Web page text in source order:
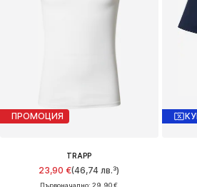
ПРОМОЦИЯ
TRAPP
23,90 €(46,74 лв.³)
Първоначално: 29,90 €